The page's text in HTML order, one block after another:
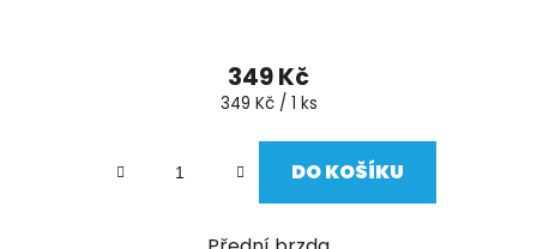
349 Kč
Měrná
349 Kč / 1 ks
DO KOŠÍKU